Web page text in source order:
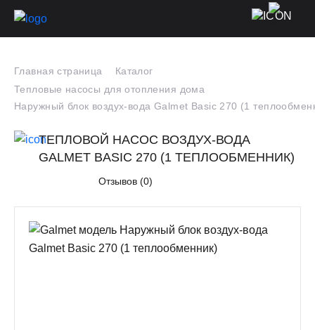
Главная страница
Каталог
Тепловые насосы для отопления дома
Наружный блок воздух-вода Galmet Basic 270 (1
ТЕПЛОВОЙ НАСОС ВОЗДУХ-ВОДА
GALMET BASIC 270 (1 ТЕПЛООБМЕННИК)
Отзывов (0)